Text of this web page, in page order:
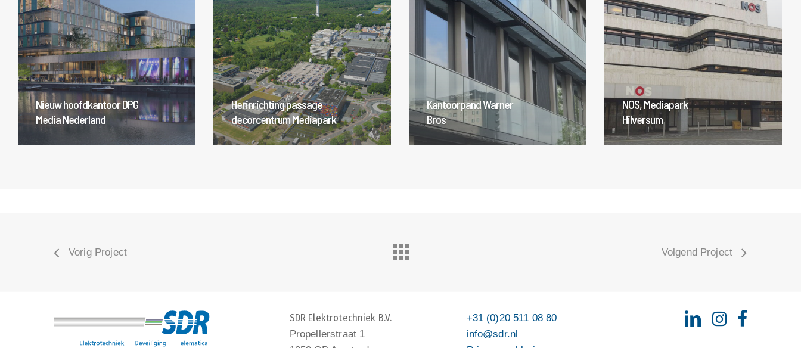
DPG
Media
Nederland
Nieuw hoofdkantoor DPG
Media Nederland
decorcentrum
Mediapark
Herinrichting passage
decorcentrum Mediapark
Bros
Kantoorpand Warner
Bros
Hilversum
NOS, Mediapark
Hilversum
Vorig Project Volgend Project
SDR Elektrotechniek B.V.
Propellerstraat 1
+31 (0)20 511 08 80
info@sdr.nl